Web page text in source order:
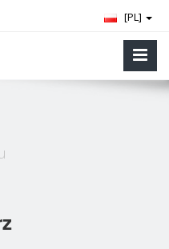
[PL]